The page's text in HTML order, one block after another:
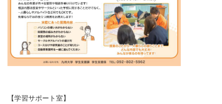
【学習サポート室】